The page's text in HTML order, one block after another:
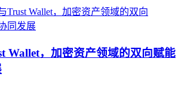
Wallet，加密资产领域的双向赋能